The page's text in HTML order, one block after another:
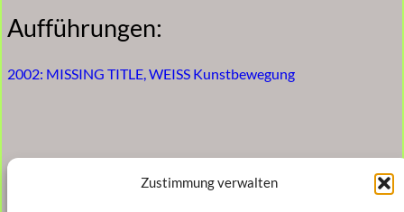
Zustimmung verwalten
Aufführungen:
2002: MISSING TITLE, WEISS Kunstbewegung